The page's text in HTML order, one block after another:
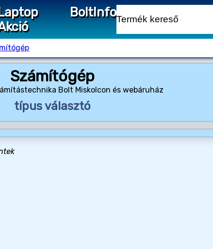
BoltInfo
Számítógép
Bolt Miskolcon és webáruház
típus választó